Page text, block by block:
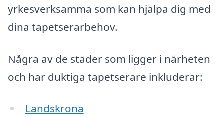
yrkesverksamma som kan hjälpa dig med
dina tapetserarbehov.
Några av de städer som ligger i närheten
och har duktiga tapetserare inkluderar:
Landskrona